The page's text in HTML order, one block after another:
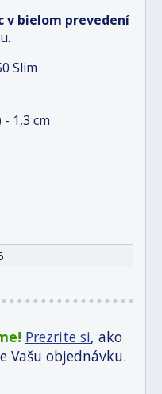
v bielom prevedení
Slim
1,3 cm
Prezrite si, ako
Vašu objednávku.